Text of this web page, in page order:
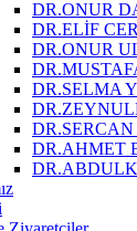
DR.ONUR
DR.ELİF
DR.ONUR
DR.SELMA
DR.AHMET